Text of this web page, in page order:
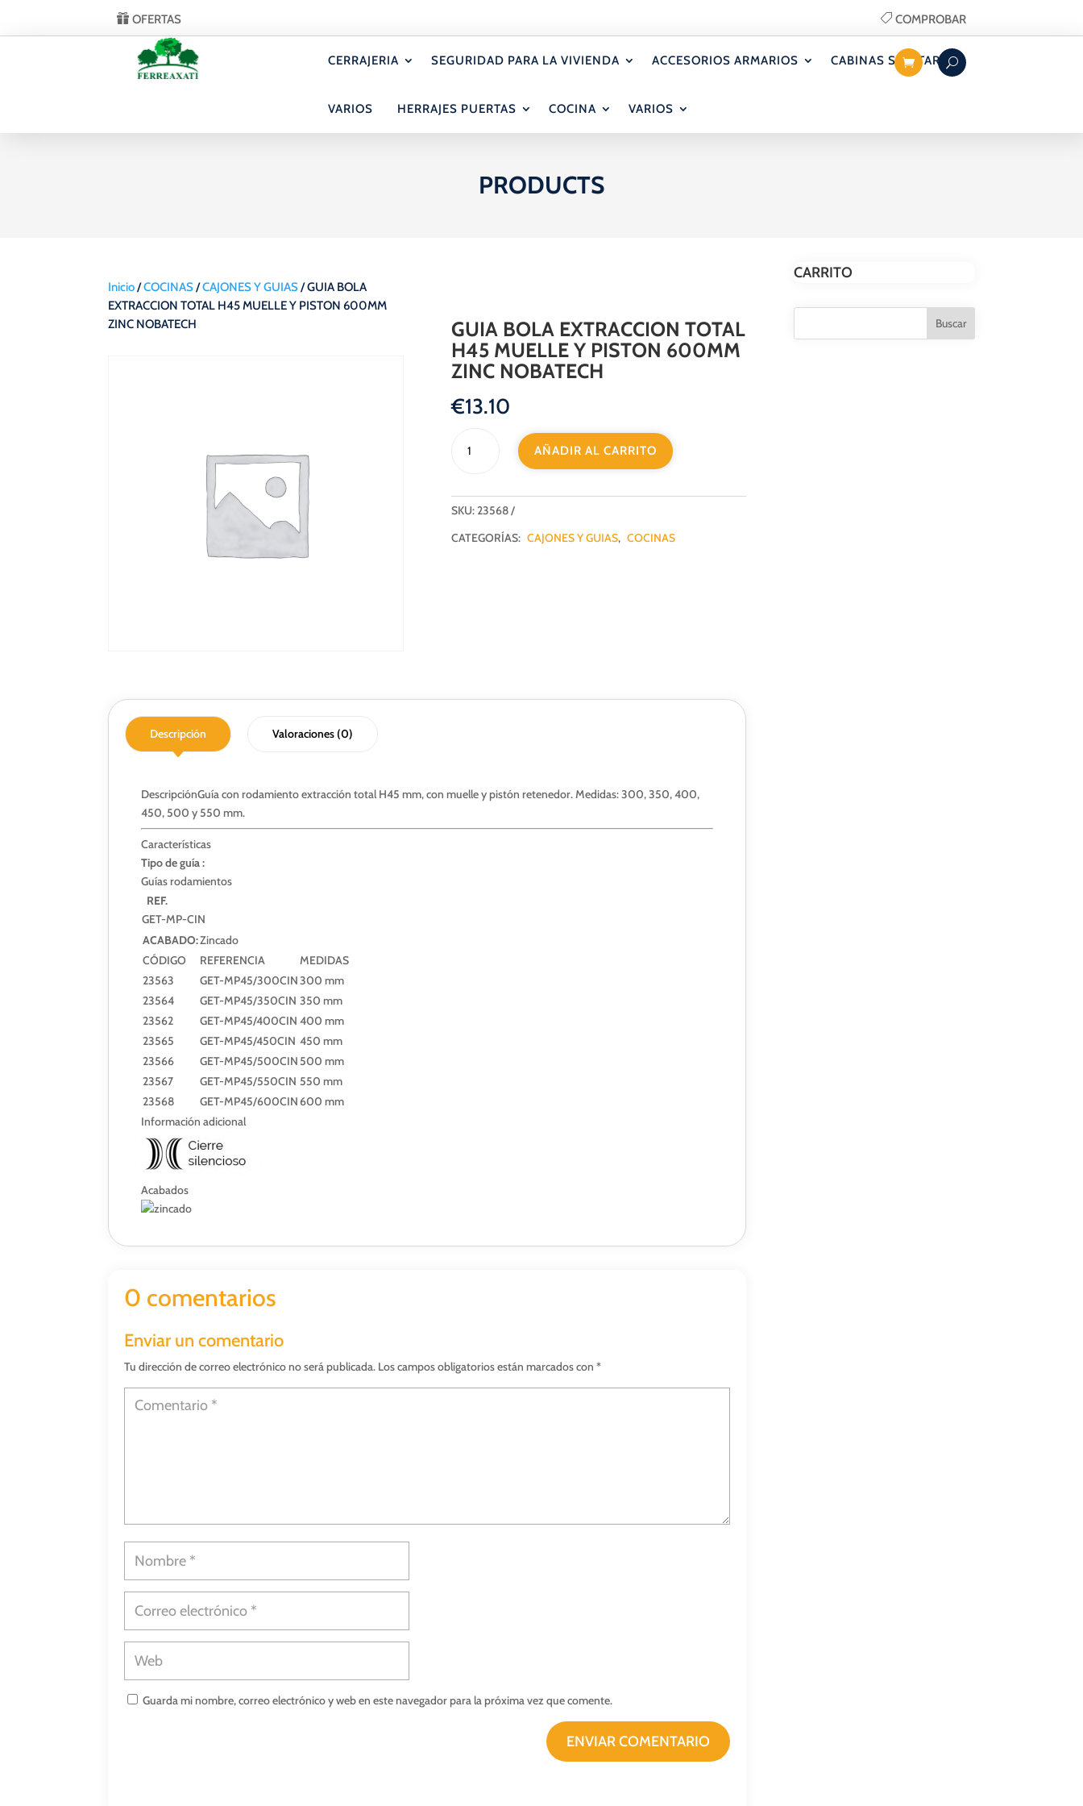
OFERTAS COMPROBAR
CERRAJERIA SEGURIDAD PARA LA VIVIENDA ACCESORIOS ARMARIOS CABINAS SANITARIAS
VARIOS HERRAJES PUERTAS COCINA VARIOS
PRODUCTS
Inicio/COCINAS/CAJONES Y GUIAS/ GUIA BOLA
EXTRACCION TOTAL H45 MUELLE Y PISTON 600MM
ZINC NOBATECH
GUIA BOLA EXTRACCION TOTAL
H45 MUELLE Y PISTON 600MM
ZINC NOBATECH
€13.10
BOLA
H45
Y
AÑADIR AL CARRITO
SKU:23568
CATEGORÍAS: CAJONES Y GUIAS, COCINAS
Descripción Valoraciones (0)
DescripciónGuía con rodamiento extracción total H45 mm, con muelle y pistón retenedor. Medidas: 300, 350, 400,
450, 500 y 550 mm.
Características
Tipo de guía :
Guías rodamientos
REF.
GET-MP-CIN
ACABADO:Zincado
CÓDIGO
REFERENCIA
MEDIDAS
23563
GET-MP45/300CIN300 mm
23564
GET-MP45/350CIN 350 mm
23562
GET-MP45/400CIN 400 mm
23565
GET-MP45/450CIN 450 mm
23566
GET-MP45/500CIN 500 mm
23567
GET-MP45/550CIN 550 mm
23568
GET-MP45/600CIN600 mm
Información adicional
Acabados
0 comentarios
Enviar un comentario
Tu dirección de correo electrónico no será publicada. Los campos obligatorios están marcados con*
Guarda mi nombre, correo electrónico y web en este navegador para la próxima vez que comente.
ENVIAR COMENTARIO
CARRITO